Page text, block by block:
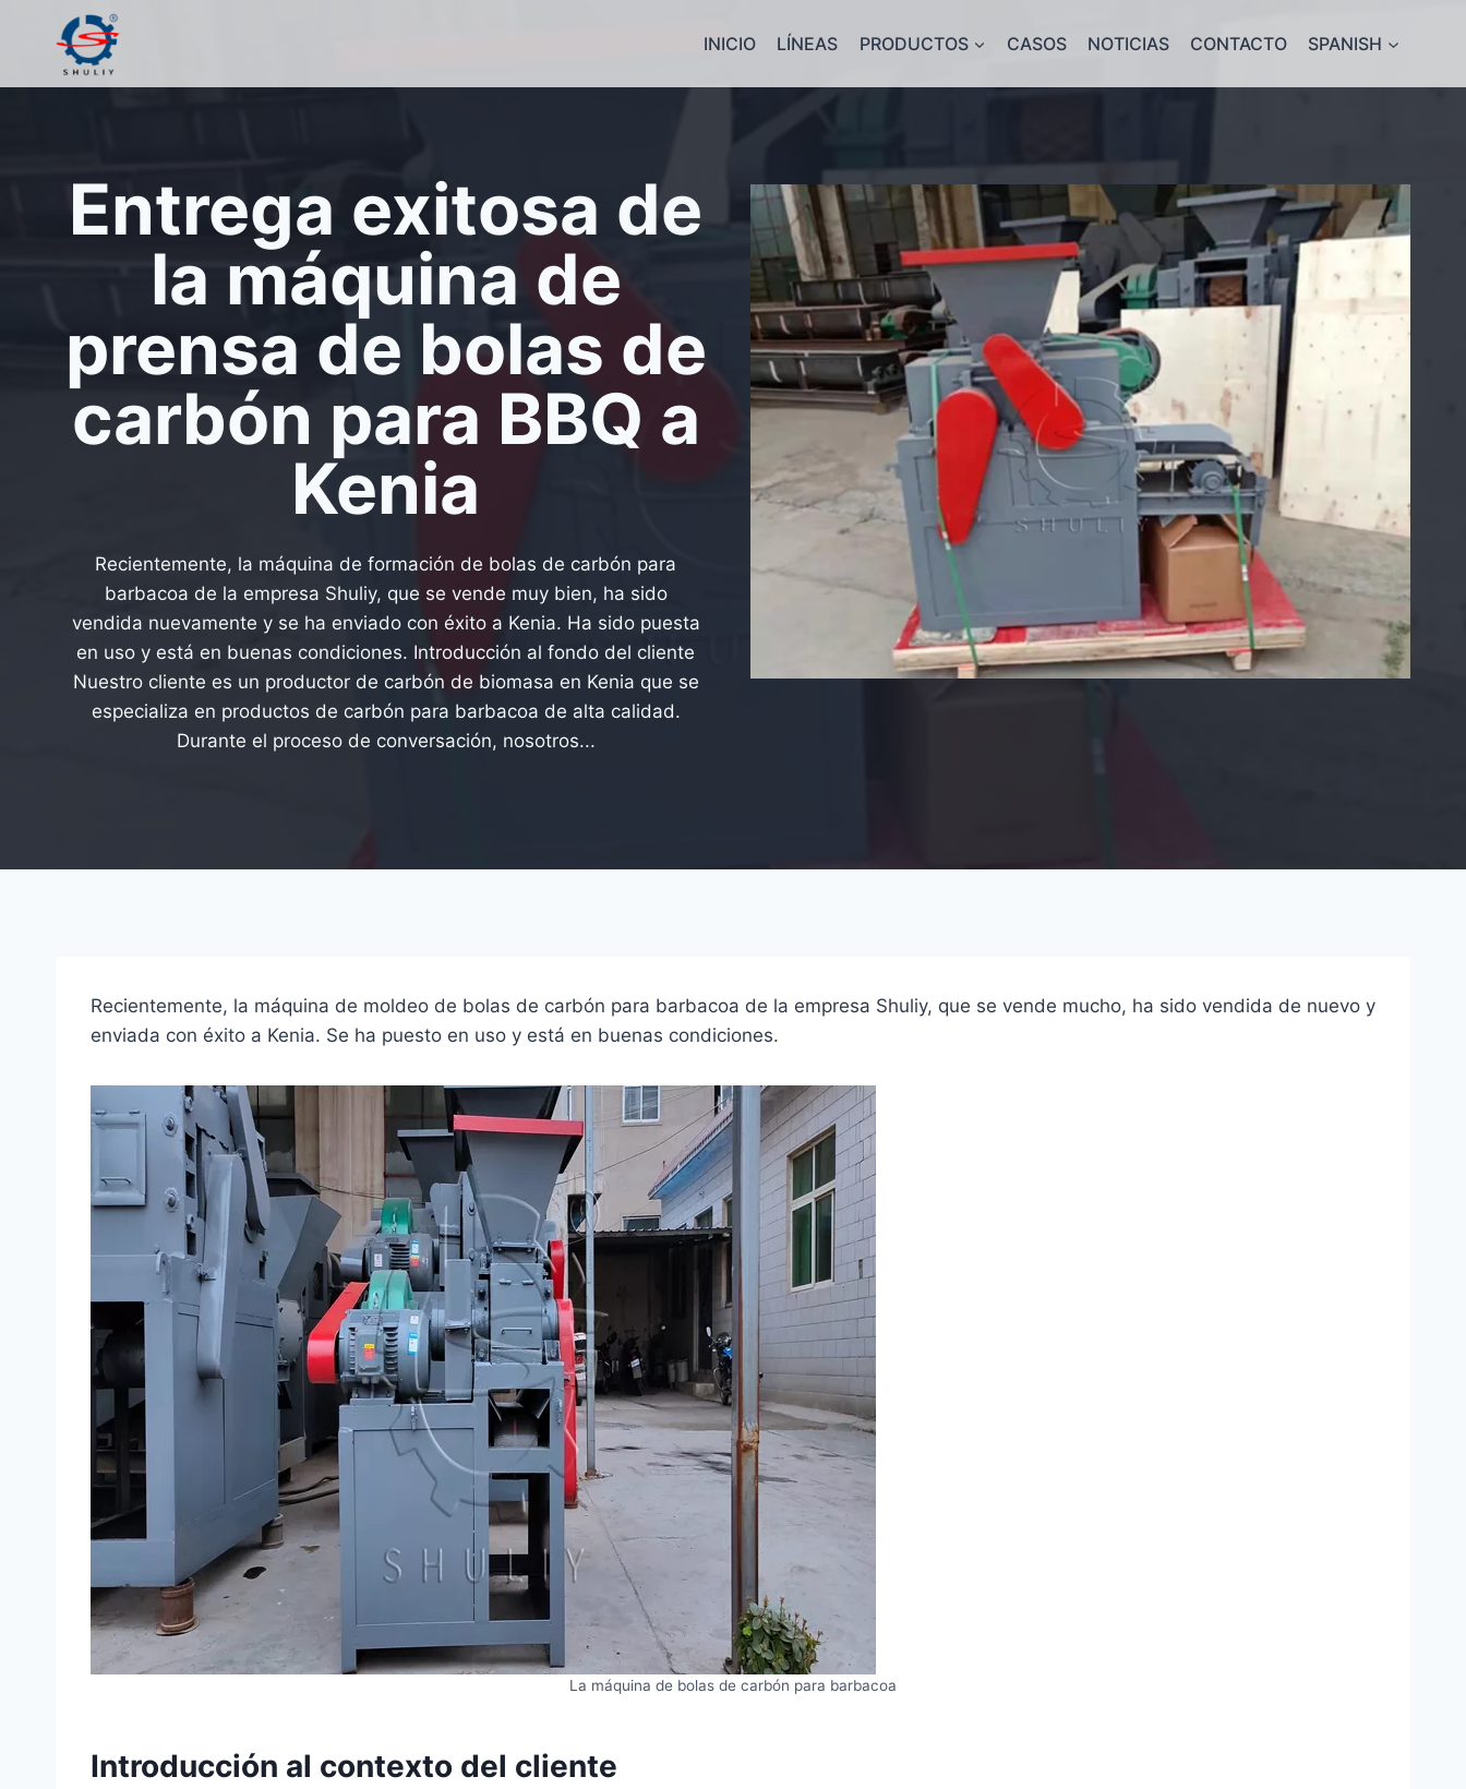
contenido
INICIO LÍNEAS PRODUCTOS CASOS NOTICIAS CONTACTO SPANISH
Entrega exitosa de
la máquina de
prensa de bolas de
carbón para BBQ a
Kenia
Recientemente, la máquina de formación de bolas de carbón para
barbacoa de la empresa Shuliy, que se vende muy bien, ha sido
vendida nuevamente y se ha enviado con éxito a Kenia. Ha sido puesta
en uso y está en buenas condiciones. Introducción al fondo del cliente
Nuestro cliente es un productor de carbón de biomasa en Kenia que se
especializa en productos de carbón para barbacoa de alta calidad.
Durante el proceso de conversación, nosotros...
Recientemente, la máquina de moldeo de bolas de carbón para barbacoa de la empresa Shuliy, que se vende mucho, ha sido vendida de nuevo y
enviada con éxito a Kenia. Se ha puesto en uso y está en buenas condiciones.
La máquina de bolas de carbón para barbacoa
Introducción al contexto del cliente